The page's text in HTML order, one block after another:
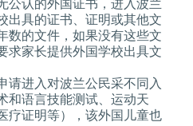
公认的外国证书，进入波兰
出具的证书、证明或其他文
数的文件，如果没有这些文
求家长提供外国学校出具文
请进入对波兰公民采不同入
和语言技能测试、运动天
疗证明等），该外国儿童也